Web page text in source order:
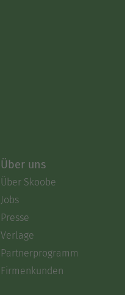
Über uns
Über Skoobe
Jobs
Presse
Verlage
Partnerprogramm
Firmenkunden